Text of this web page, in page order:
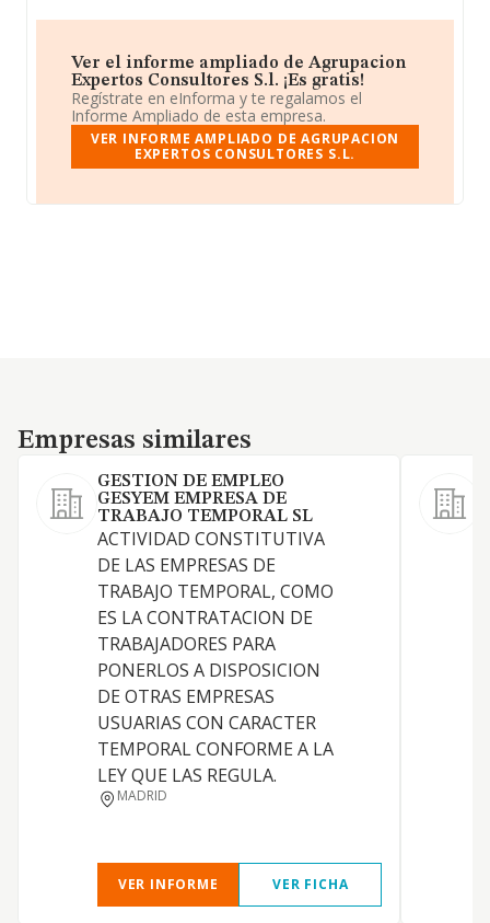
Ver el informe ampliado de Agrupacion
Expertos Consultores S.l. ¡Es gratis!
Regístrate en eInforma y te regalamos el
Informe Ampliado de esta empresa.
VER INFORME AMPLIADO DE AGRUPACION
EXPERTOS CONSULTORES S.L.
Empresas similares
Empresas similares
GESTION DE EMPLEO
GESYEM EMPRESA DE
TRABAJO TEMPORAL SL
ACTIVIDAD CONSTITUTIVA
DE LAS EMPRESAS DE
TRABAJO TEMPORAL, COMO
ES LA CONTRATACION DE
TRABAJADORES PARA
PONERLOS A DISPOSICION
DE OTRAS EMPRESAS
USUARIAS CON CARACTER
TEMPORAL CONFORME A LA
LEY QUE LAS REGULA.
MADRID
VER INFORME VER FICHA